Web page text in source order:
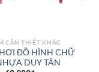
CẦN THIẾT KHÁC
ĐỒ HÌNH CHỮ
DUY TÂN